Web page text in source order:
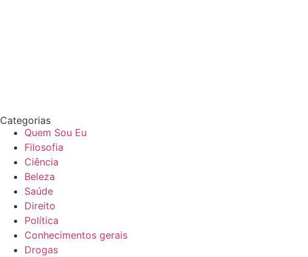
Categorias
Quem Sou Eu
Filosofia
Ciência
Beleza
Saúde
Direito
Política
Conhecimentos gerais
Drogas